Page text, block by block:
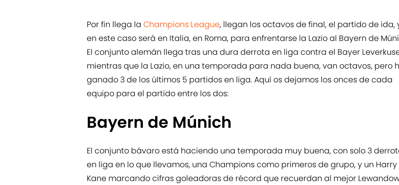
Por fin llega la Champions League, llegan los octavos de final, el partido de ida,
en este caso será en Italia, en Roma, para enfrentarse la Lazio al Bayern de
El conjunto alemán llega tras una dura derrota en liga contra el Bayer
mientras que la Lazio, en una temporada para nada buena, van octavos, pero
ganado 3 de los últimos 5 partidos en liga. Aquí os dejamos los onces de cada
equipo para el partido entre los dos:
Bayern de Múnich
El conjunto bávaro está haciendo una temporada muy buena, con solo 3
en liga en lo que llevamos, una Champions como primeros de grupo, y un Harry
Kane marcando cifras goleadoras de récord que recuerdan al mejor